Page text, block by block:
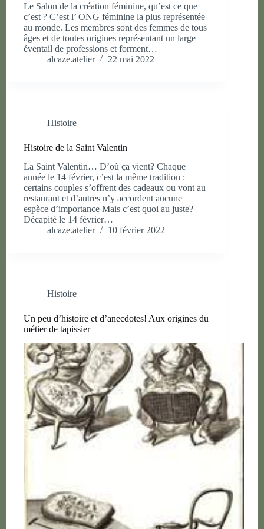
Le Salon de la création féminine, qu’est ce que
c’est ? C’est l’ ONG féminine la plus représentée
au monde. Les membres sont des femmes de tous
âges et de toutes origines représentant un large
éventail de professions et forment…
alcaze.atelier
22 mai 2022
Histoire
Histoire de la Saint Valentin
La Saint Valentin… D’où ça vient? Chaque
année le 14 février, c’est la même tradition :
certains couples s’offrent des cadeaux ou vont au
restaurant et d’autres n’y accordent aucune
espèce d’importance Mais c’est quoi au juste?
Décapité le 14 février…
alcaze.atelier
10 février 2022
Histoire
Un peu d’histoire et d’anecdotes! Aux origines du
métier de tapissier